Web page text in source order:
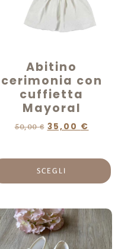
Abitino
cerimonia con
cuffietta
Mayoral
50,00€ 35,00 €
SCEGLI